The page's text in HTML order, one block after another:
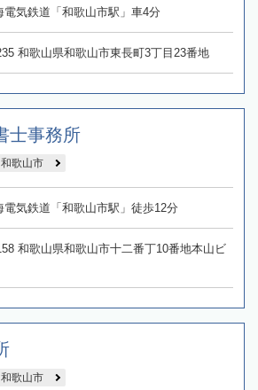
電気鉄道「和歌山市駅」車4分
和歌山県和歌山市東長町3丁目23番地
士事務所
和歌山市
電気鉄道「和歌山市駅」徒歩12分
和歌山県和歌山市十二番丁10番地本山ビ
和歌山市